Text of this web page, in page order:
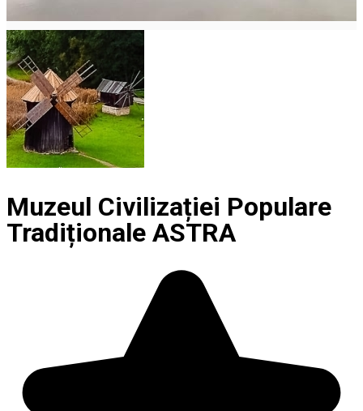
Muzeul Civilizației Populare
Tradiționale ASTRA